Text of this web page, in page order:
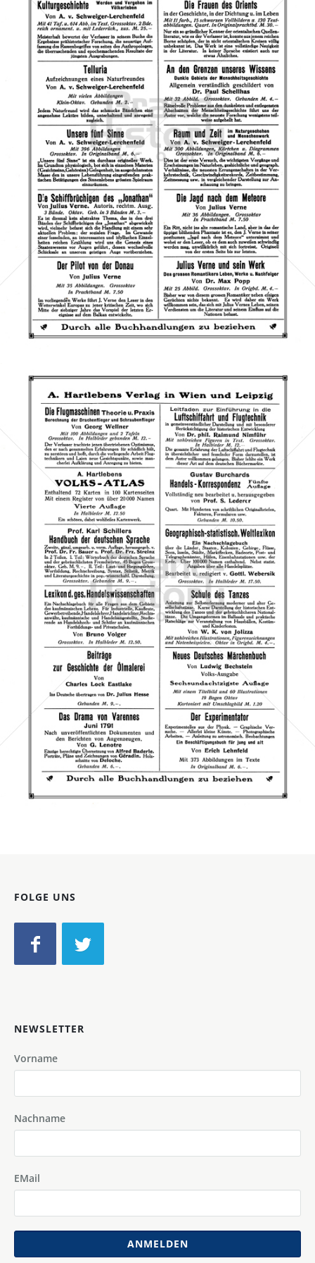
A. Hartleben, Wien-Leipzig Azzrael's Bookshop 1909
Bild-ID: 67816
A. Hartleben, Wien-Leipzig Azzrael's Bookshop 1909
Bild-ID: 67817
FOLGE UNS
NEWSLETTER
Vorname
Nachname
EMail
ANMELDEN